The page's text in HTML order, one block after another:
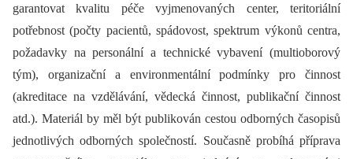
garantovat kvalitu péče vyjmenovaných center, teritoriální
potřebnost (počty pacientů, spádovost, spektrum výkonů centra,
požadavky na personální a technické vybavení (multioborový
tým), organizační a environmentální podmínky pro činnost
(akreditace na vzdělávání, vědecká činnost, publikační činnost
atd.). Materiál by měl být publikován cestou odborných časopisů
jednotlivých odborných společností. Současně probíhá příprava